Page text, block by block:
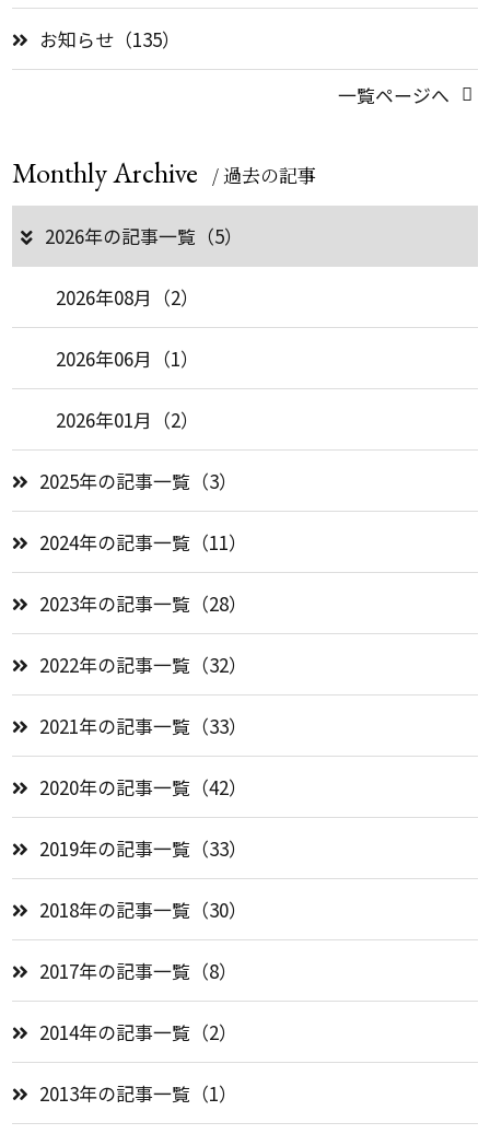
お知らせ（135）
一覧ページへ
Monthly Archive / 過去の記事
2026年の記事一覧（5）
2026年08月（2）
2026年06月（1）
2026年01月（2）
2025年の記事一覧（3）
2024年の記事一覧（11）
2023年の記事一覧（28）
2022年の記事一覧（32）
2021年の記事一覧（33）
2020年の記事一覧（42）
2019年の記事一覧（33）
2018年の記事一覧（30）
2017年の記事一覧（8）
2014年の記事一覧（2）
2013年の記事一覧（1）